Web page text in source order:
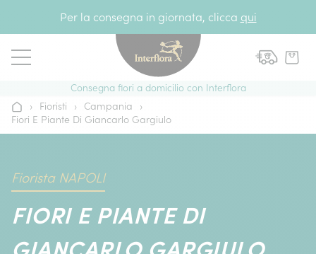
Per la consegna in giornata, clicca qui
Consegna fiori a domicilio con Interflora
Home› Fioristi › Campania
›
Fiori E Piante Di Giancarlo Gargiulo
Fiorista NAPOLI
FIORI E PIANTE DI